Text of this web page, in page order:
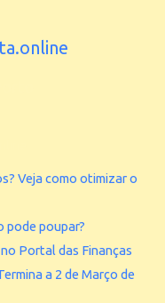
Veja como otimizar o
pode poupar?
Portal das Finanças
a 2 de Março de